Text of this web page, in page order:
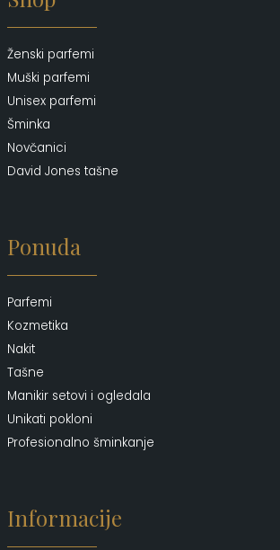
Ženski parfemi
Muški parfemi
Unisex parfemi
Šminka
Novčanici
David Jones tašne
Ponuda
Parfemi
Kozmetika
Nakit
Tašne
Manikir setovi i ogledala
Unikati pokloni
Profesionalno šminkanje
Informacije